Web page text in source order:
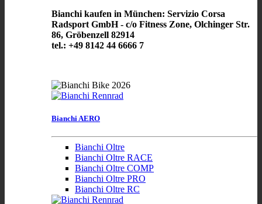
Bianchi kaufen in München: Servizio Corsa
Radsport GmbH - c/o Fitness Zone, Olchinger Str.
86, Gröbenzell 82914
tel.: +49 8142 44 6666 7
Bianchi AERO
Bianchi Oltre
Bianchi Oltre RACE
Bianchi Oltre COMP
Bianchi Oltre PRO
Bianchi Oltre RC